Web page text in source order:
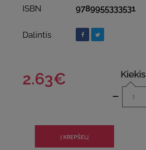
ISBN 9789955333531
Dalintis
2.63€ Kiekis
-